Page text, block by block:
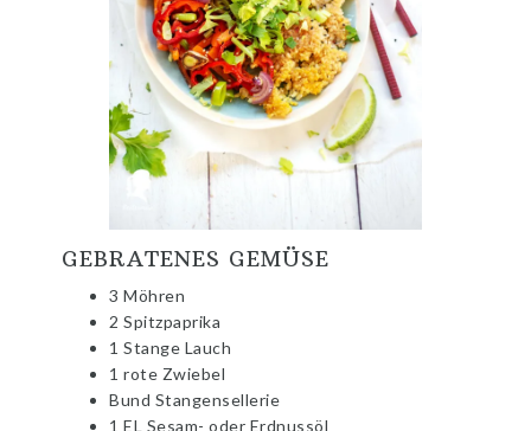
GEBRATENES GEMÜSE
3 Möhren
2 Spitzpaprika
1 Stange Lauch
1 rote Zwiebel
Bund Stangensellerie
1 EL Sesam- oder Erdnussöl